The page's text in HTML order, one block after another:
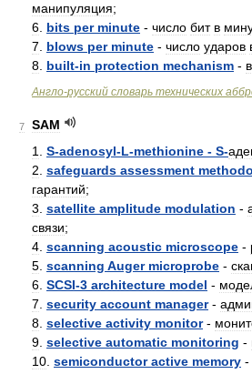
манипуляция;
6 bits per minute - число бит в
7
blows per minute - число ударов
8 built-in protection mechanism -
Англо-русский словарь технических
7
SAM
1
S-adenosyl-L-methionine - S-
2 safeguards assessment
гарантий;
3 satellite amplitude modulation -
связи;
4 scanning acoustic microscope -
5 scanning Auger microprobe -
6 SCSI-3 architecture model -
7 security account manager-
8 selective activity monitor-
9 selective automatic monitoring -
10 semiconductor active memory -